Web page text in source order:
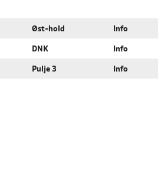
Øst-hold Info
DNK Info
Pulje 3 Info